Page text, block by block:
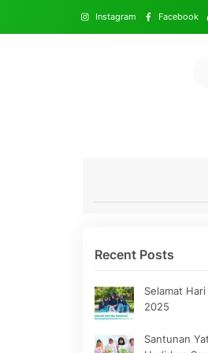
Instagram Facebook
Recent Posts
Selamat
2025
Santunan